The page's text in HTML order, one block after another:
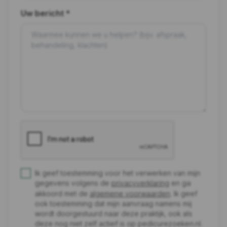
Uw bericht *
Ik geef toestemming voor het verwerken van mijn
gegevens volgens de privacyverklaring en ga
akkoord met de algemene voorwaarden
. Ik geef
ook toestemming dat mijn aanvraag namens mij
wordt doorgestuurd naar deze praktijk, ook als
deze nog niet zelf actief is op pedicurezoeken.nl.